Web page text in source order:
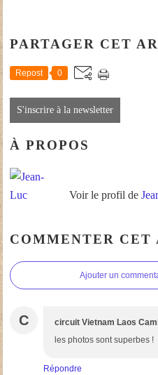
PARTAGER CET
Repost 0
S'inscrire à la newsletter
À PROPOS
Voir le profil de
COMMENTER CET
Ajouter un
C circuit Vietnam Laos
les photos sont superbes !
Répondre